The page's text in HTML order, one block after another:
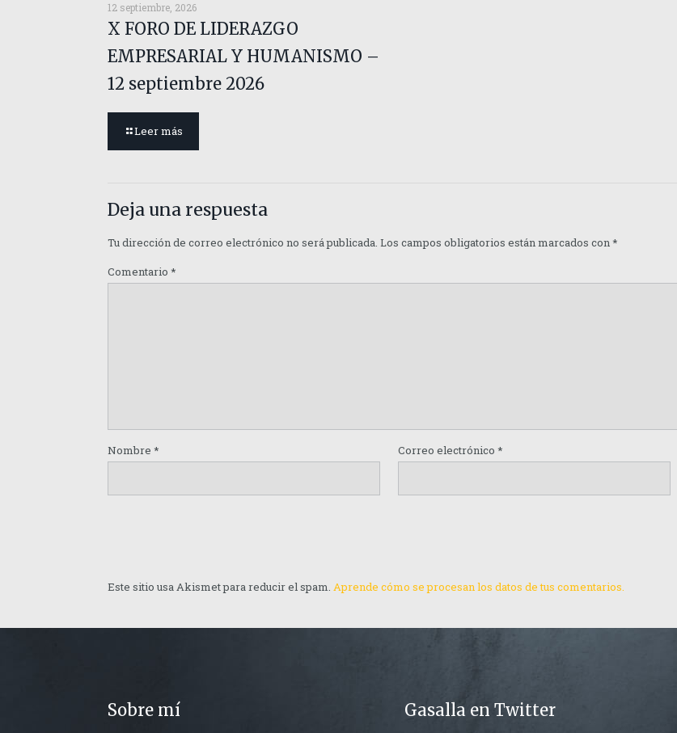
12 septiembre, 2026
X FORO DE LIDERAZGO
EMPRESARIAL Y HUMANISMO –
12 septiembre 2026
Leer más
Deja una respuesta
Tu dirección de correo electrónico no será publicada. Los campos obligatorios están marcados con*
Comentario *
Nombre * Correo electrónico *
Este sitio usa Akismet para reducir el spam. Aprende cómo se procesan los datos de tus comentarios.
Sobre mí Gasalla en Twitter